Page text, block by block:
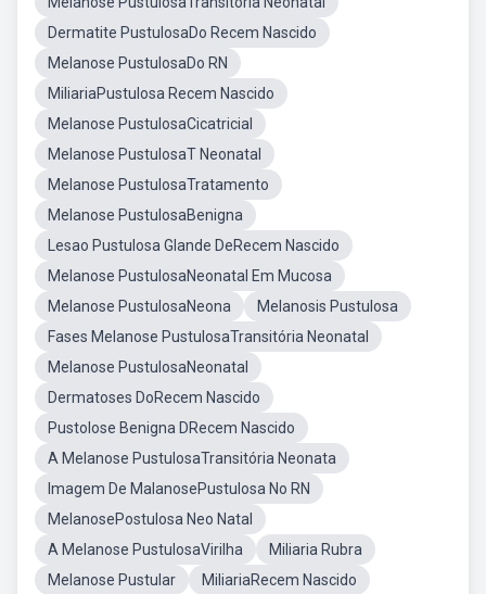
Dermatite PustulosaDo Recem Nascido
Melanose PustulosaDo RN
MiliariaPustulosa Recem Nascido
Melanose PustulosaCicatricial
Melanose PustulosaT Neonatal
Melanose PustulosaTratamento
Melanose PustulosaBenigna
Lesao Pustulosa Glande DeRecem Nascido
Melanose PustulosaNeonatal Em Mucosa
Melanose PustulosaNeona
Melanosis Pustulosa
Fases Melanose PustulosaTransitória Neonatal
Melanose PustulosaNeonatal
Dermatoses DoRecem Nascido
Pustolose Benigna DRecem Nascido
A Melanose PustulosaTransitória Neonata
Imagem De MalanosePustulosa No RN
MelanosePostulosa Neo Natal
A Melanose PustulosaVirilha
Miliaria Rubra
Melanose Pustular
MiliariaRecem Nascido